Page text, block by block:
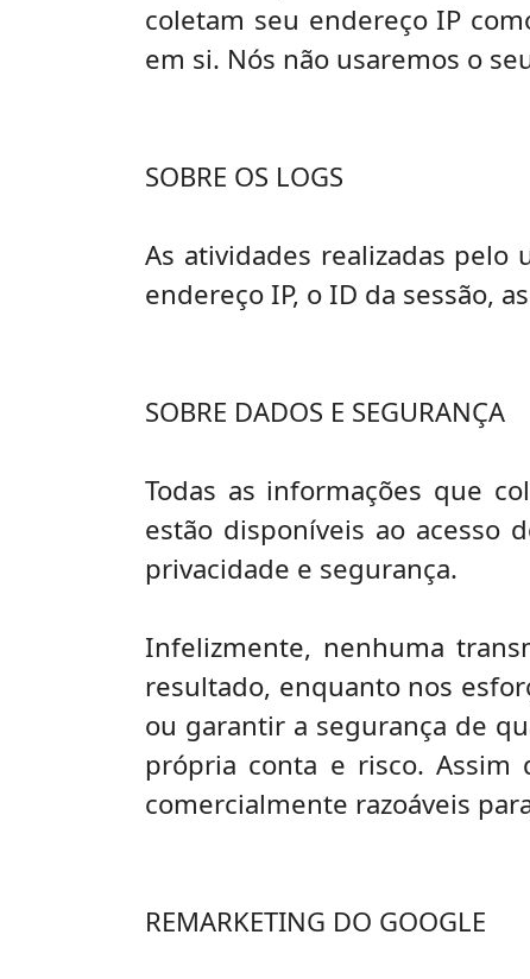
coletam seu endereço IP
em si. Nós não usaremos o
SOBRE OS LOGS
As atividades realizadas
endereço IP, o ID da sessão,
SOBRE DADOS E SEGURANÇA
Todas as informações que
estão disponíveis ao acesso
privacidade e segurança.
Infelizmente, nenhuma
resultado, enquanto nos
ou garantir a segurança de
própria conta e risco. Assim
comercialmente razoáveis
REMARKETING DO GOOGLE